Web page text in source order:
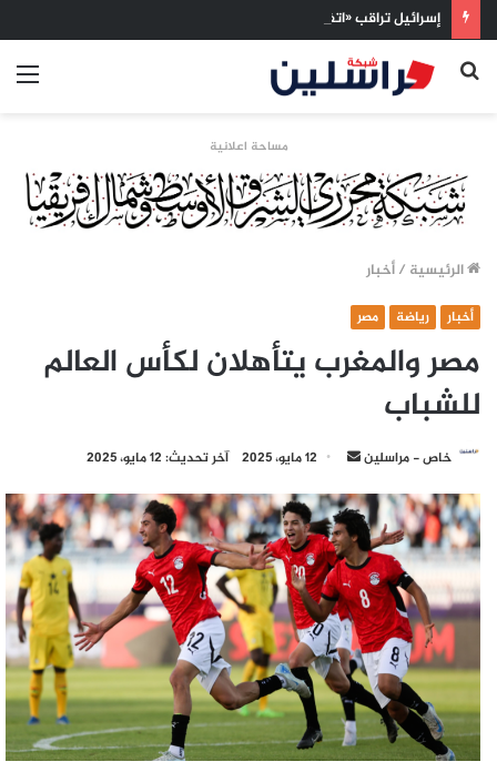
بحث
مساحة اعلانية
الرئيسية /أخبار
أخبار رياضة مصر
مصر والمغرب يتأهلان لكأس العالم
للشباب
خاص - مراسلين
أرسل
إلكترونيا
12 مايو، 2025 آخر تحديث: 12 مايو، 2025